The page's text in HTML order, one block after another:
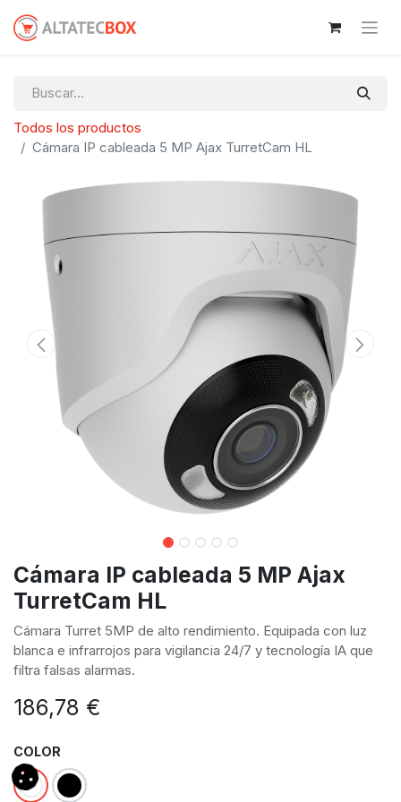
Todos los productos
Cámara IP cableada 5 MP Ajax TurretCam HL
Cámara IP cableada 5 MP Ajax
TurretCam HL
Cámara Turret 5MP de alto rendimiento. Equipada con luz
blanca e infrarrojos para vigilancia 24/7 y tecnología IA que
filtra falsas alarmas.
186,78 €
COLOR